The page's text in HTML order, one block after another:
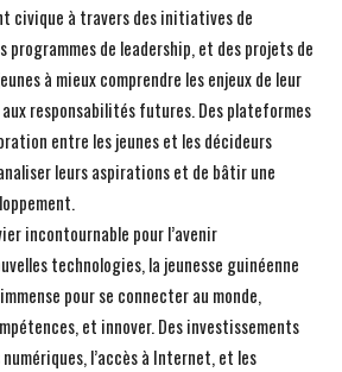
civique à travers des initiatives de
de leadership, et des projets de
à mieux comprendre les enjeux de leur
responsabilités futures. Des plateformes
entre les jeunes et les décideurs
leurs aspirations et de bâtir une
incontournable pour l’avenir
technologies, la jeunesse guinéenne
pour se connecter au monde,
et innover. Des investissements
l’accès à Internet, et les